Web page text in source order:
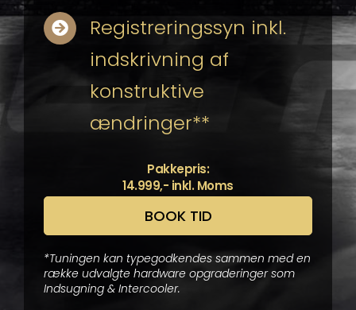
Registreringssyn inkl.
indskrivning af
konstruktive
ændringer**
Pakkepris:
14.999,- inkl. Moms
BOOK TID
*Tuningen kan typegodkendes sammen med en
række udvalgte hardware opgraderinger som
Indsugning & Intercooler.